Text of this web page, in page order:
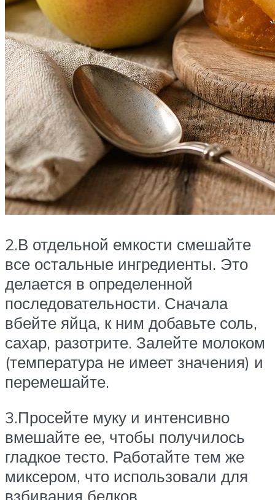
2.В отдельной емкости смешайте
все остальные ингредиенты. Это
делается в определенной
последовательности. Сначала
вбейте яйца, к ним добавьте соль,
сахар, разотрите. Залейте молоком
(температура не имеет значения) и
перемешайте.
3.Просейте муку и интенсивно
вмешайте ее, чтобы получилось
гладкое тесто. Работайте тем же
миксером, что использовали для
взбивания белков.